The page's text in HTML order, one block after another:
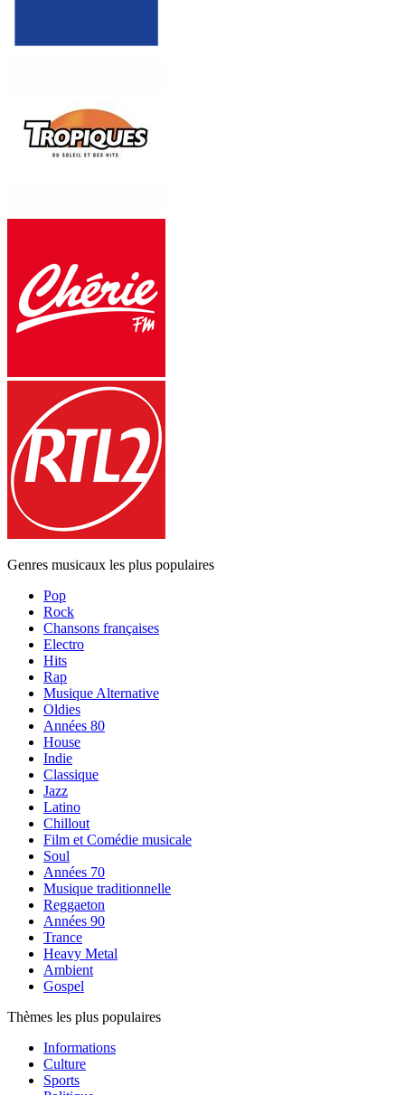
Genres musicaux les plus populaires
Pop
Rock
Chansons françaises
Electro
Hits
Rap
Musique Alternative
Oldies
Années 80
House
Indie
Classique
Jazz
Latino
Chillout
Film et Comédie musicale
Soul
Années 70
Musique traditionnelle
Reggaeton
Années 90
Trance
Heavy Metal
Ambient
Gospel
Thèmes les plus populaires
Informations
Culture
Sports